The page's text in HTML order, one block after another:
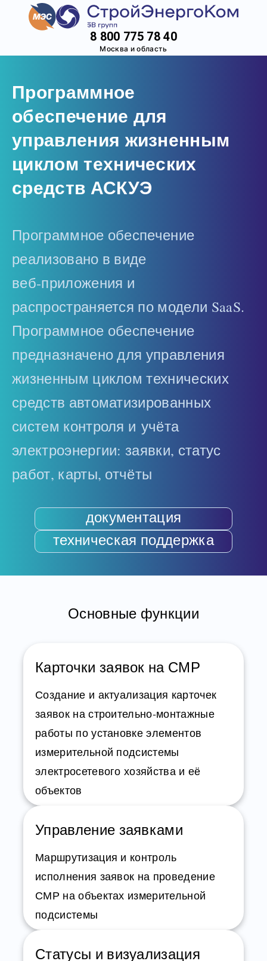
8 800 775 78 40
Москва и область
Программное
обеспечение для
управления жизненным
циклом технических
средств АСКУЭ
Программное обеспечение
реализовано в виде
веб‑приложения и
распространяется по модели SaaS.
Программное обеспечение
предназначено для управления
жизненным циклом технических
средств автоматизированных
систем контроля и учёта
электроэнергии: заявки, статус
работ, карты, отчёты
документация
техническая поддержка
Основные функции
Карточки заявок на СМР
Создание и актуализация карточек
заявок на строительно‑монтажные
работы по установке элементов
измерительной подсистемы
электросетевого хозяйства и её
объектов
Управление заявками
Маршрутизация и контроль
исполнения заявок на проведение
СМР на объектах измерительной
подсистемы
Статусы и визуализация